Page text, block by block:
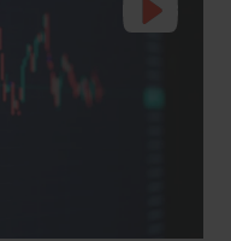
vor 2000 Jahren in Jerusalem